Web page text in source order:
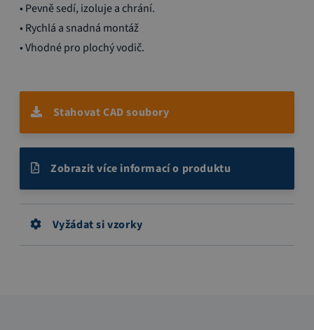
na
začátek
galerie
• Pevně sedí, izoluje a chrání.
• Rychlá a snadná montáž
• Vhodné pro plochý vodič.
Stahovat CAD soubory
Zobrazit více informací o produktu
Vyžádat si vzorky